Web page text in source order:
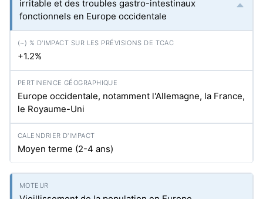
irritable et des troubles gastro-intestinaux
fonctionnels en Europe occidentale
+1.2%
Europe occidentale, notamment l'Allemagne, la France,
le Royaume-Uni
Moyen terme (2-4 ans)